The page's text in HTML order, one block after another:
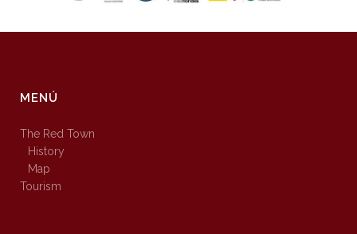
MENÚ
The Red Town
History
Map
Tourism